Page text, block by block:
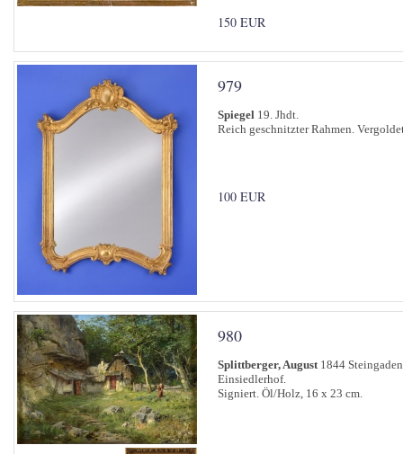
150 EUR
979
Spiegel 19. Jhdt.
Reich geschnitzter Rahmen.
100 EUR
980
Splittberger, August1844
Einsiedlerhof.
Signiert. Öl/Holz, 16 x 23 cm.